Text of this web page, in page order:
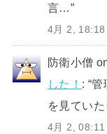
言…”
4月 2, 18:18
防衛小僧
した！ : “管
を見てい
4月 2, 08:11